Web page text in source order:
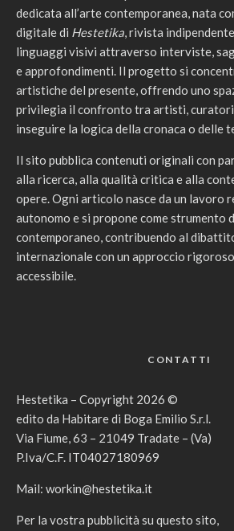
dedicata all’arte contemporanea, nata
digitale di Hestetika, rivista
linguaggi visivi attraverso interviste,
e approfondimenti. Il progetto si
artistiche del presente, offrendo uno
privilegia il confronto tra artisti, curatori
inseguire la logica della cronaca o delle
Il sito pubblica contenuti originali con
alla ricerca, alla qualità critica e alla
opere. Ogni articolo nasce da un lavoro
autonomo e si propone come strumento
contemporaneo, contribuendo al
internazionale con un approccio
accessibile.
CONTATTI
Hestetika – Copyright 2026 ©
edito da Habitare di Boga Emilio S.r.l.
Via Fiume, 63 – 21049 Tradate – (Va)
P.Iva/C.F. IT04027180969
Mail: workin@hestetika.it
Per la vostra pubblicità su questo sito,